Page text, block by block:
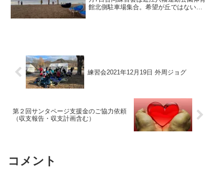
館北側駐車場集合。希望が丘ではないの
練習会2021年12月19日 外周ジョグ
第２回サンタページ支援金のご協力依頼
（収支報告・収支計画含む）
コメント